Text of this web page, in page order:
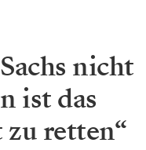
nicht
ist das
retten“